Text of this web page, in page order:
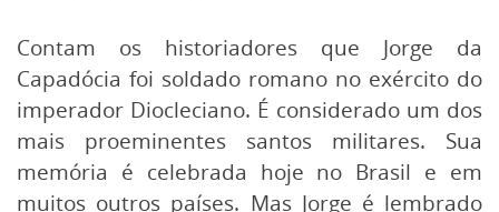
Contam os historiadores que Jorge da
Capadócia foi soldado romano no exército do
imperador Diocleciano. É considerado um dos
mais proeminentes santos militares. Sua
memória é celebrada hoje no Brasil e em
muitos outros países. Mas Jorge é lembrado